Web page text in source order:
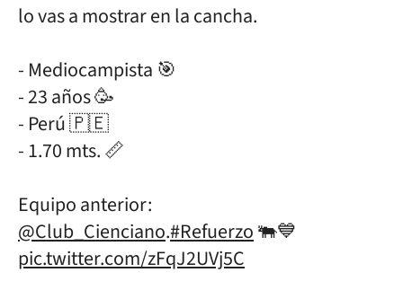
lo vas a mostrar en la cancha.
- Mediocampista 🎯
- 23 años 🥳
- Perú 🇵🇪
- 1.70 mts. 📏
Equipo anterior:
@Club_Cienciano.#Refuerzo🐃💙
pic.twitter.com/zFqJ2UVj5C